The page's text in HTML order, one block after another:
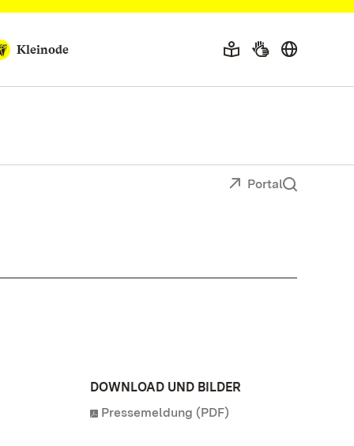
Kleinode
Portal
DOWNLOAD UND BILDER
Pressemeldung (PDF)